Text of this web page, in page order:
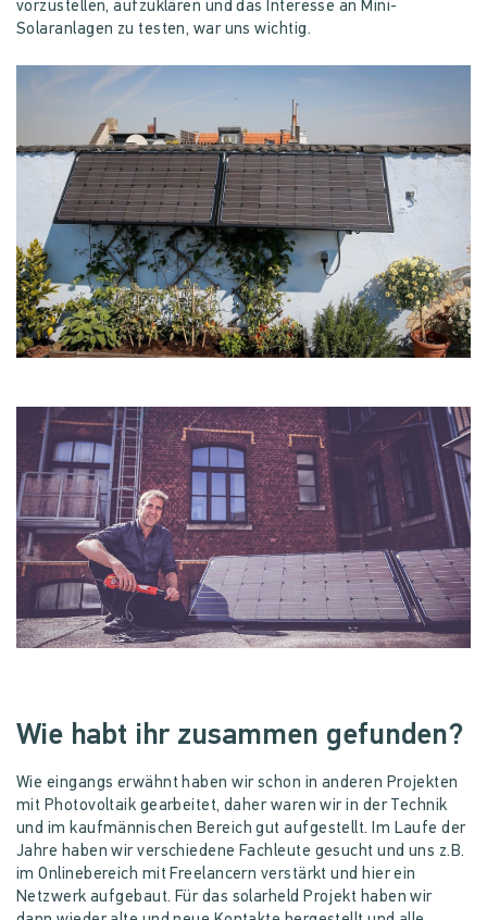
vorzustellen, aufzuklären und das Interesse an Mini-
Solaranlagen zu testen, war uns wichtig.
Wie habt ihr zusammen gefunden?
Wie eingangs erwähnt haben wir schon in anderen Projekten
mit Photovoltaik gearbeitet, daher waren wir in der Technik
und im kaufmännischen Bereich gut aufgestellt. Im Laufe der
Jahre haben wir verschiedene Fachleute gesucht und uns z.B.
im Onlinebereich mit Freelancern verstärkt und hier ein
Netzwerk aufgebaut. Für das solarheld Projekt haben wir